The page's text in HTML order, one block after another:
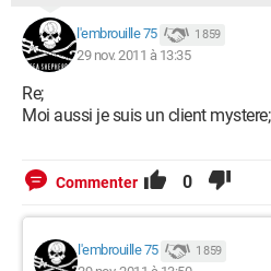
l'embrouille 75 1 859
29 nov. 2011 à 13:35
Re;
Moi aussi je suis un client mystere;
Commenter 0
l'embrouille 75 1 859